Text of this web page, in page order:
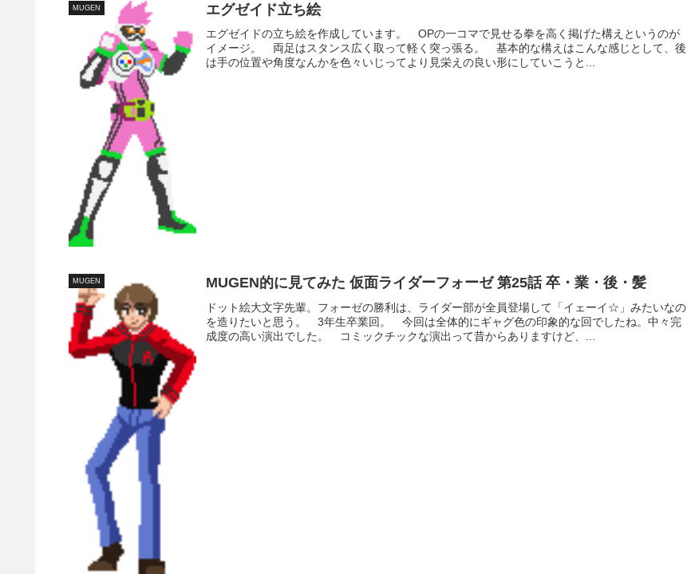
MUGEN エグゼイド立ち絵
エグゼイドの立ち絵を作成しています。 OPの一コマで見せる拳を高く掲げた構えというのが
イメージ。 両足はスタンス広く取って軽く突っ張る。 基本的な構えはこんな感じとして、後
は手の位置や角度なんかを色々いじってより見栄えの良い形にしていこうと...
MUGEN MUGEN的に見てみた 仮面ライダーフォーゼ 第25話 卒・業・後・髪
ドット絵大文字先輩。フォーゼの勝利は、ライダー部が全員登場して「イェーイ☆」みたいなの
を造りたいと思う。 3年生卒業回。 今回は全体的にギャグ色の印象的な回でしたね。中々完
成度の高い演出でした。 コミックチックな演出って昔からありますけど、...